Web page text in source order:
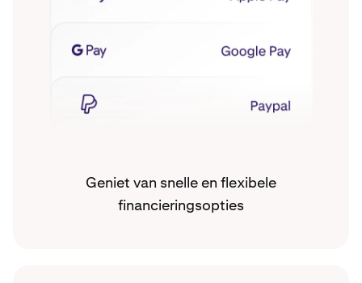
Geniet van snelle en flexibele
financieringsopties